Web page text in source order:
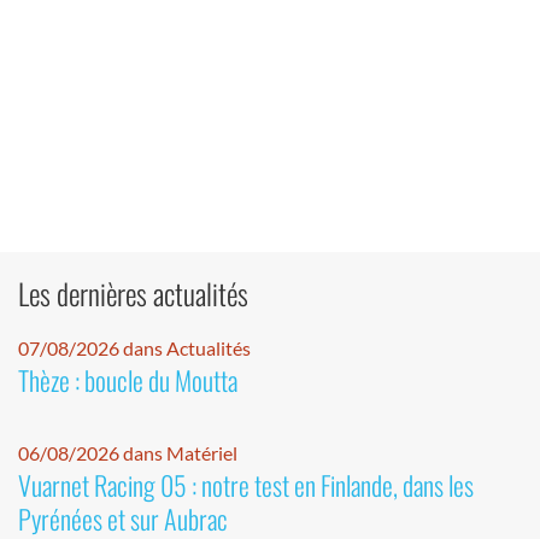
Les dernières actualités
07/08/2026 dans Actualités
Thèze : boucle du Moutta
06/08/2026 dans Matériel
Vuarnet Racing 05 : notre test en Finlande, dans les
Pyrénées et sur Aubrac